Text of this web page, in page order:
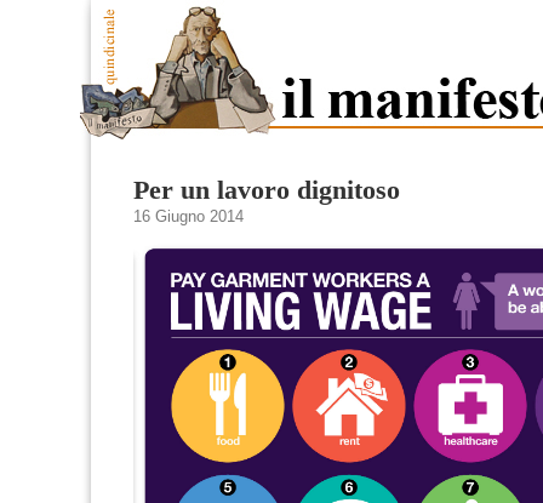
Per un lavoro dignitoso
16 Giugno 2014